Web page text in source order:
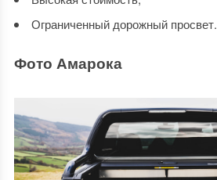
Ограниченный дорожный просвет.
Фото Амарока